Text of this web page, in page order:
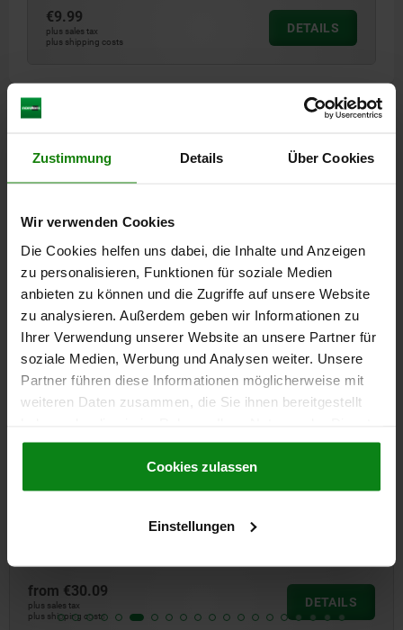
Zustimmung Details Über Cookies
Wir verwenden Cookies
Die Cookies helfen uns dabei, die Inhalte und Anzeigen
zu personalisieren, Funktionen für soziale Medien
anbieten zu können und die Zugriffe auf unsere Website
zu analysieren. Außerdem geben wir Informationen zu
Ihrer Verwendung unserer Website an unsere Partner für
soziale Medien, Werbung und Analysen weiter. Unsere
Partner führen diese Informationen möglicherweise mit
weiteren Daten zusammen, die Sie ihnen bereitgestellt
gesammelt haben.Cookie Richtlinien
Datenschutz|AGB
Cookies zulassen
Einstellungen
€9.99
plus sales tax
plus shipping costs
DETAILS
DETAILS
CAD
DOWNLOADS
Other customers also bought
05302
Toggle clamps variable vertical with horizontal foot
from €30.09
plus sales tax
plus shipping costs
DETAILS